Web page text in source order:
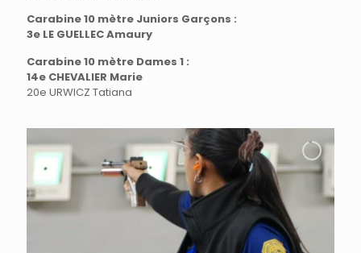
Carabine 10 mètre Juniors Garçons :
3e LE GUELLEC Amaury
Carabine 10 mètre Dames 1 :
14e CHEVALIER Marie
20e URWICZ Tatiana